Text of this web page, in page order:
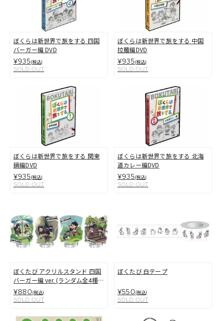
ぼくらは新世界で旅をする 四国
バーガー編 DVD
¥935(税込)
SOLD OUT
ぼくらは新世界で旅をする 中国
拉麺編DVD
¥935(税込)
SOLD OUT
ぼくらは新世界で旅をする 関東
鍋編DVD
¥935(税込)
SOLD OUT
ぼくらは新世界で旅をする 北海
道カレー編DVD
¥935(税込)
SOLD OUT
ぼくたび アクリルスタンド 四国
バーガー編 ver. (ランダム全4種類
+シークレット)
¥880(税込)
SOLD OUT
ぼくたび 白テープ
¥550(税込)
SOLD OUT